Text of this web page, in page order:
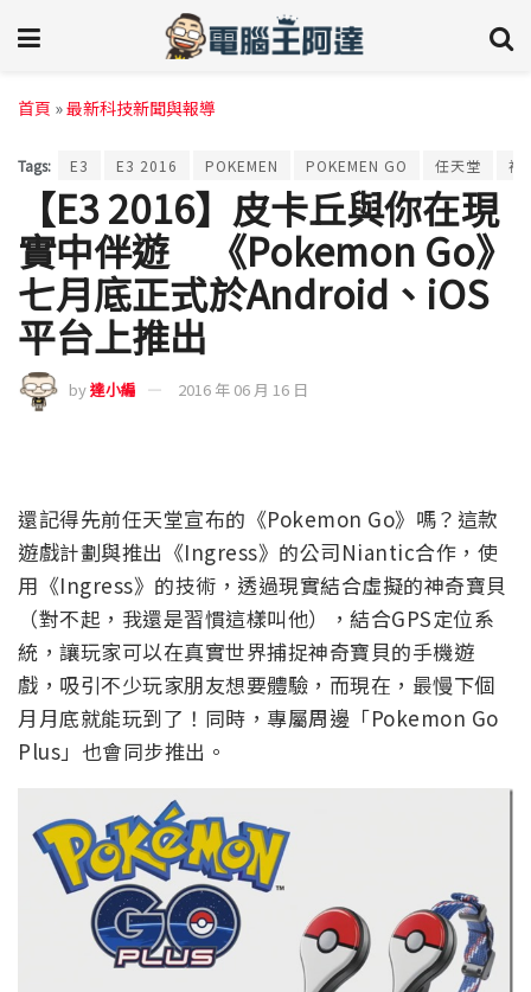
首頁 »最新科技新聞與報導
Tags: E3 E3 2016 POKEMEN POKEMEN GO 任天堂 神
【E3 2016】皮卡丘與你在現
實中伴遊 《Pokemon Go》
七月底正式於Android、iOS
平台上推出
by達小編 2016 年 06 月 16 日
還記得先前任天堂宣布的《Pokemon Go》嗎？這款
遊戲計劃與推出《Ingress》的公司Niantic合作，使
用《Ingress》的技術，透過現實結合虛擬的神奇寶貝
（對不起，我還是習慣這樣叫他），結合GPS定位系
統，讓玩家可以在真實世界捕捉神奇寶貝的手機遊
戲，吸引不少玩家朋友想要體驗，而現在，最慢下個
月月底就能玩到了！同時，專屬周邊「Pokemon Go
Plus」也會同步推出。